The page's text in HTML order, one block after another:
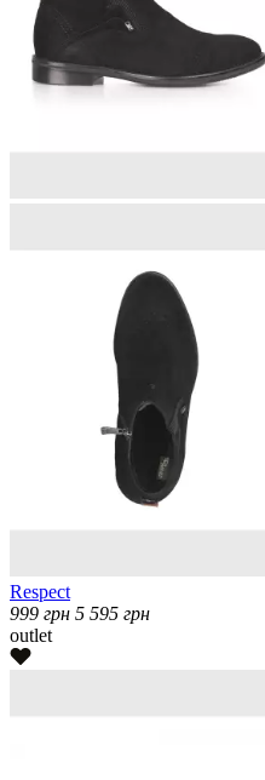
Respect
999 грн 5 595 грн
outlet